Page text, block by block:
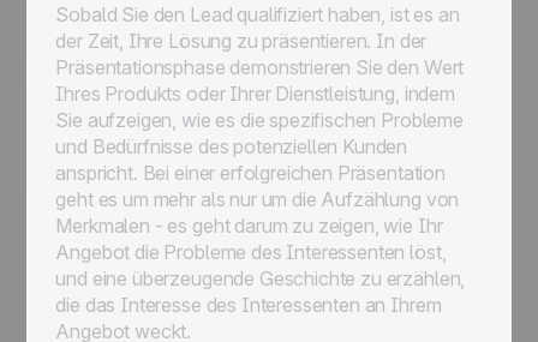
Sobald Sie den Lead qualifiziert haben, ist es an
der Zeit, Ihre Lösung zu präsentieren. In der
Präsentationsphase demonstrieren Sie den Wert
Ihres Produkts oder Ihrer Dienstleistung, indem
Sie aufzeigen, wie es die spezifischen Probleme
und Bedürfnisse des potenziellen Kunden
anspricht. Bei einer erfolgreichen Präsentation
geht es um mehr als nur um die Aufzählung von
Merkmalen - es geht darum zu zeigen, wie Ihr
Angebot die Probleme des Interessenten löst,
und eine überzeugende Geschichte zu erzählen,
die das Interesse des Interessenten an Ihrem
Angebot weckt.